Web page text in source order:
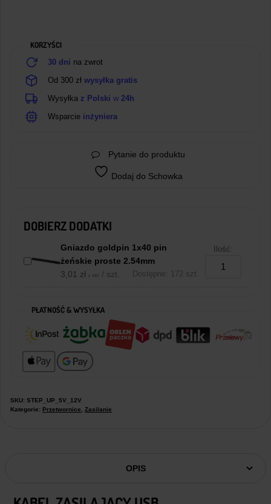
KORZYŚCI
30 dni na zwrot
Od 300 zł wysyłka gratis
Wysyłka z Polski w 24h
Wsparcie inżyniera
Pytanie do produktu
Dodaj do Schowka
DOBIERZ DODATKI
Gniazdo goldpin 1x40 pin
żeńskie proste 2.54mm
3,01 zł z VAT / szt. Dostępne: 172 szt.
Ilość:
PŁATNOŚĆ & WYSYŁKA
SKU: STEP_UP_5V_12V
Kategorie: Przetwornice Zasilanie
OPIS